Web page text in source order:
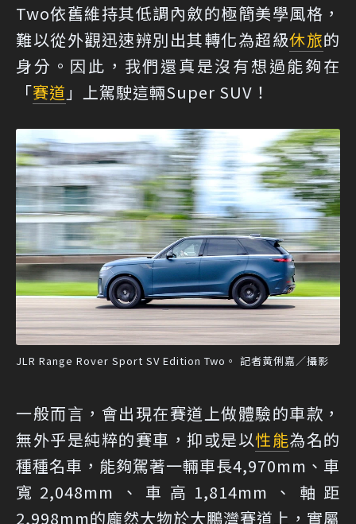
Two依舊維持其低調內斂的極簡美學風格，
難以從外觀迅速辨別出其轉化為超級休旅的
身分。因此，我們還真是沒有想過能夠在
「賽道 」上駕駛這輛Super SUV！
JLR Range Rover Sport SV Edition Two。 記者黃俐嘉／攝影
一般而言，會出現在賽道上做體驗的車款，
無外乎是純粹的賽車，抑或是以性能為名的
種種名車，能夠駕著一輛車長4,970mm、車
寬2,048mm、車高1,814mm、軸距
2,998mm的龐然大物於大鵬灣賽道上，實屬